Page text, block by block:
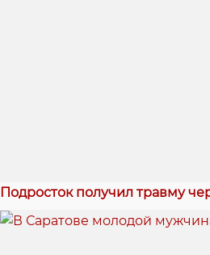
Подросток получил травму